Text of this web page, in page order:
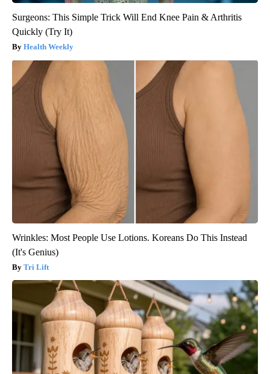
Surgeons: This Simple Trick Will End Knee Pain & Arthritis
Quickly (Try It)
Health Weekly
Wrinkles: Most People Use Lotions. Koreans Do This Instead
(It's Genius)
Tri Lift